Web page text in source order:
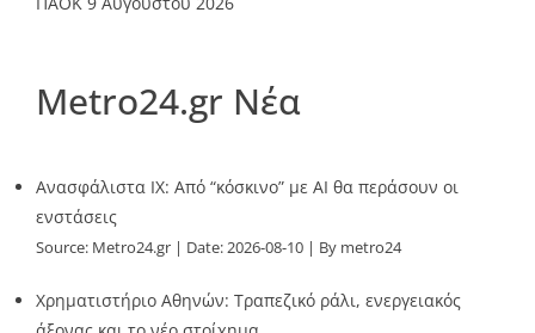
Metro24.gr Νέα
Ανασφάλιστα ΙΧ: Από “κόσκινο” με AI θα περάσουν οι
ενστάσεις
Source: Metro24.gr Date: 2026-08-10 By metro24
Χρηματιστήριο Αθηνών: Τραπεζικό ράλι, ενεργειακός